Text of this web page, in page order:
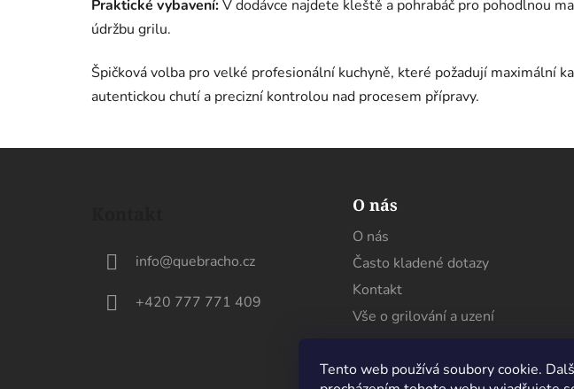
Tento web používá soubory cookie.
Praktické vybavení:V dodávce najdete kleště a pohrabáč pro pohodlnou
údržbu grilu.
Špičková volba pro velké profesionální kuchyně, které požadují maximální
autentickou chutí a precizní kontrolou nad procesem přípravy.
info@quebracho.cz
+420 777 771 409
O nás
O nás
Často kladené dotazy
Kontakt
Vše o grilování a uzení